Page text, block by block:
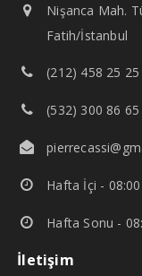
Nişanca Mah.
Fatih/İstanbul
(212) 458 25 25
(532) 300 86 65
Hafta İçi -
Hafta Sonu -
İletişim